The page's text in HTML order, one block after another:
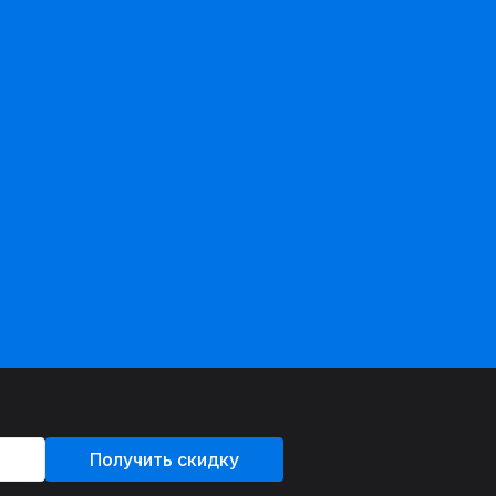
Получить скидку